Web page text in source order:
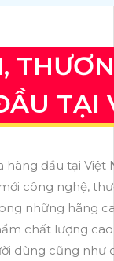
TẠI
hàng đầu tại Việt
công nghệ,
những hãng
chất lượng
dùng cũng như